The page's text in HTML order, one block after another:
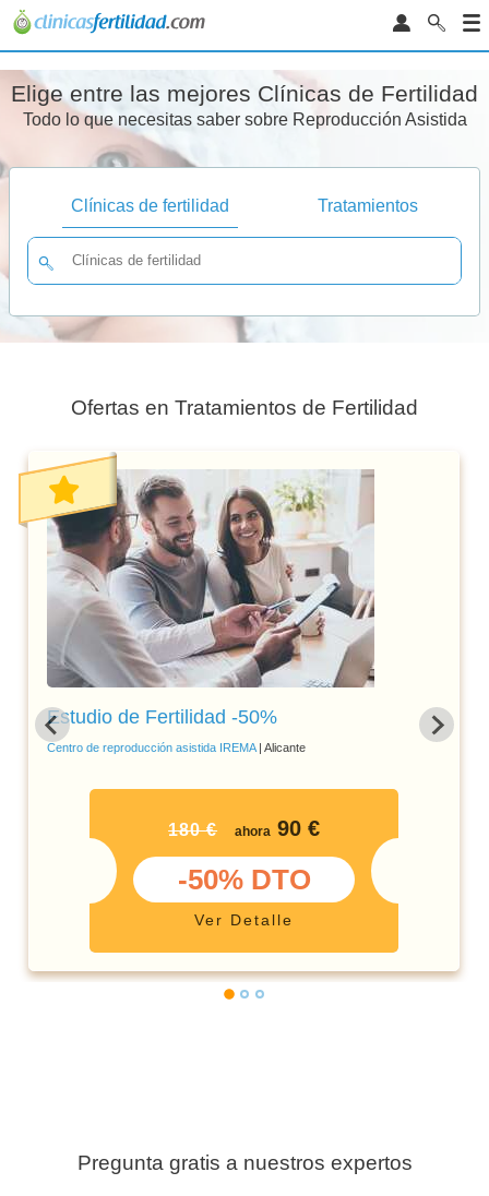
Elige entre las mejores Clínicas de Fertilidad
Todo lo que necesitas saber sobre Reproducción Asistida
Clínicas de fertilidad Tratamientos
Ofertas en Tratamientos de Fertilidad
Estudio de Fertilidad -50%
Centro de reproducción asistida IREMA| Alicante
180 € ahora 90 €
-50% DTO
Ver Detalle
Pregunta gratis a nuestros expertos